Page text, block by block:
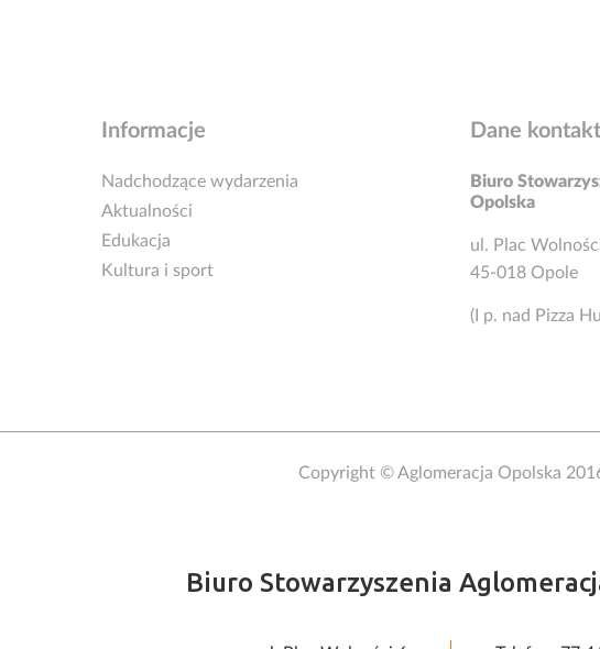
Informacje
Nadchodzące wydarzenia
Aktualności
Edukacja
Kultura i sport
Dane
Biuro
Opolska
ul. Plac
45-018 Opole
(I p. nad Pizza
Copyright © Aglomeracja Opolska
Biuro Stowarzyszenia